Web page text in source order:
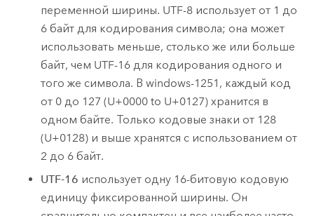
переменной ширины. UTF-8 использует от 1 до
6 байт для кодирования символа; она может
использовать меньше, столько же или больше
байт, чем UTF-16 для кодирования одного и
того же символа. В windows-1251, каждый код
от 0 до 127 (U+0000 to U+0127) хранится в
одном байте. Только кодовые знаки от 128
(U+0128) и выше хранятся с использованием от
2 до 6 байт.
UTF-16 использует одну 16-битовую кодовую
единицу фиксированной ширины. Он